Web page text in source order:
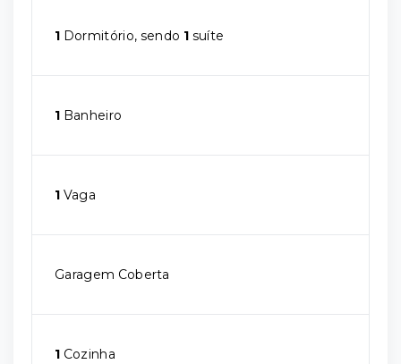
1 Dormitório, sendo 1 suíte
1 Banheiro
1 Vaga
Garagem Coberta
1 Cozinha